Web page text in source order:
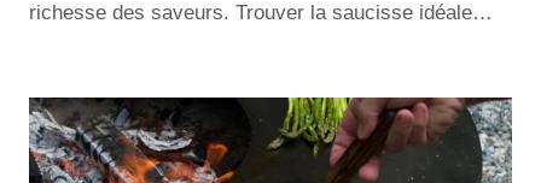
richesse des saveurs. Trouver la saucisse idéale…